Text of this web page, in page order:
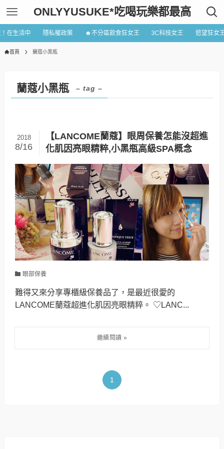
ONLYYUSUKE*吃喝玩樂都最高
在生活中 隱私權政策 ☻不分區飲食狂女王 3C科技女王 慾望狂女
首頁 蘭蔻小黑瓶
蘭蔻小黑瓶 – tag –
【LANCOME蘭蔻】眼周保養怎能沒超進
化肌因亮眼精粹,小黑瓶高級SPA概念
2018
8/16
眼部保養
難得又來分享專櫃級保養品了，是最近很愛的
LANCOME蘭蔻超進化肌因亮眼精粹。 ♡LANC...
1